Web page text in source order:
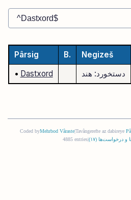
Pârsig B. Negizeš
• Dastxord دستخورد: هند
Coded byMehrbod Vâraste|Tavângerefte az dabireye
4885 entries
و درخواست‌ها (١٧)